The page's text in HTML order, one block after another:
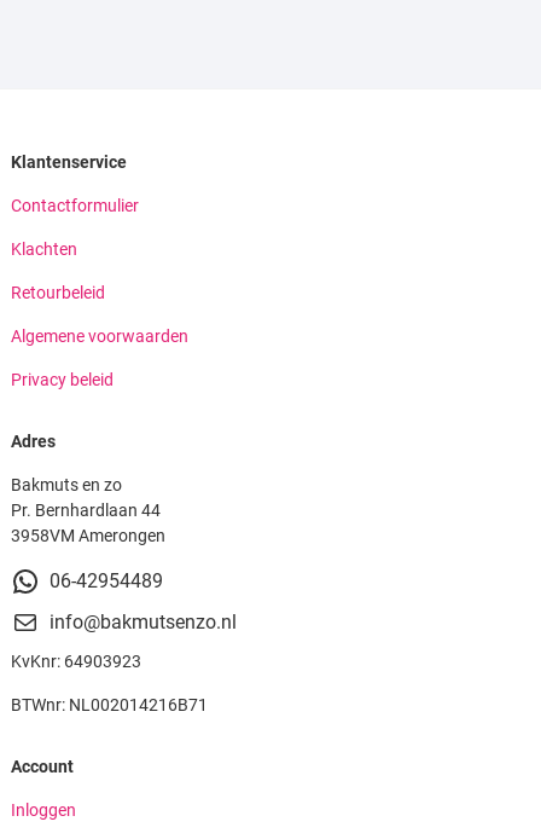
Klantenservice
Contactformulier
Klachten
Retourbeleid
Algemene voorwaarden
Privacy beleid
Adres
Bakmuts en zo
Pr. Bernhardlaan 44
3958VM Amerongen
06-42954489
info@bakmutsenzo.nl
KvKnr: 64903923
BTWnr: NL002014216B71
Account
Inloggen